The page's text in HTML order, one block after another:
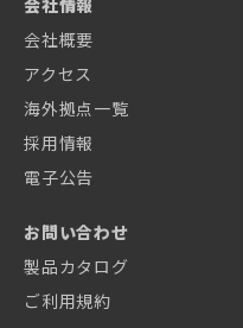
会社概要
アクセス
海外拠点一覧
採用情報
電子公告
お問い合わせ
製品カタログ
ご利用規約